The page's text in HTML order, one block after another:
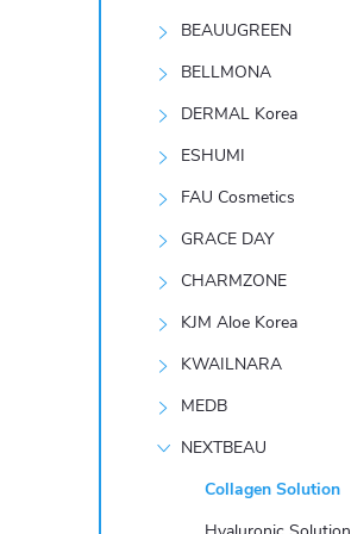
BEAUUGREEN
BELLMONA
DERMAL Korea
ESHUMI
FAU Cosmetics
GRACE DAY
CHARMZONE
KJM Aloe Korea
KWAILNARA
MEDB
NEXTBEAU
Collagen Solution